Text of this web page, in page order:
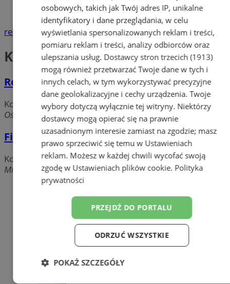
Kominki
reklama
Kominki
Rex Firma Handlowo-Produkcyjna
Kominki
Oświęcimska, 43-100 Tychy
Filipowski Mariusz Zakład Kamieniarski
Kominki
Mikołowska, 43-100 Tychy
Dodaj firmę
Pozostałe firmy w kategorii
Części samochodowe do -70%!
osobowych, takich jak Twój adres IP, unikalne
identyfikatory i dane przeglądania, w celu
wyświetlania spersonalizowanych reklam i treści,
pomiaru reklam i treści, analizy odbiorców oraz
ulepszania usług. Dostawcy stron trzecich (1913)
mogą również przetwarzać Twoje dane w tych i
innych celach, w tym wykorzystywać precyzyjne
dane geolokalizacyjne i cechy urządzenia. Twoje
wybory dotyczą wyłącznie tej witryny. Niektórzy
dostawcy mogą opierać się na prawnie
uzasadnionym interesie zamiast na zgodzie; masz
prawo sprzeciwić się temu w Ustawieniach
reklam. Możesz w każdej chwili wycofać swoją
zgodę w Ustawieniach plików cookie. Polityka
prywatności
PRZEJDŹ DO PORTALU
ODRZUĆ WSZYSTKIE
POKAŻ SZCZEGÓŁY